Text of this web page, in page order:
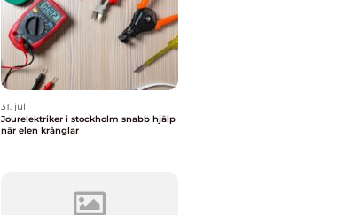
31. jul
Jourelektriker i stockholm snabb hjälp
när elen krånglar